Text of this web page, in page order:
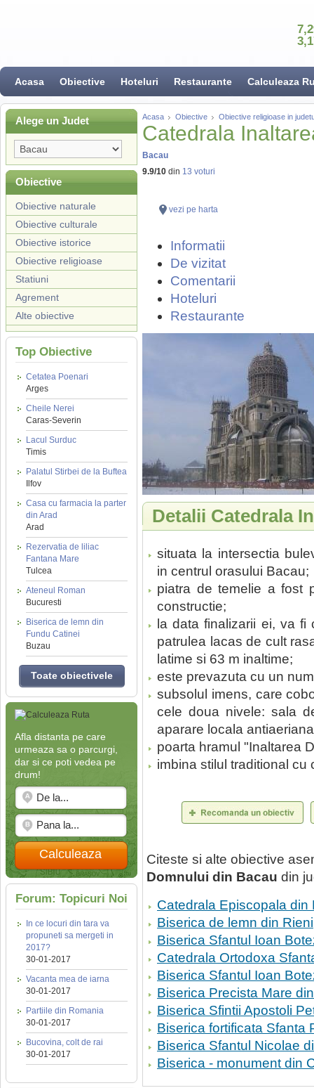
Acasa Obiective Hoteluri Restaurante Calculeaza
Alege un Judet
Obiective
Obiective naturale
Obiective culturale
Obiective istorice
Obiective religioase
Statiuni
Agrement
Alte obiective
Top Obiective
Cetatea Poenari
Arges
Cheile Nerei
Caras-Severin
Lacul Surduc
Timis
Palatul Stirbei de la Buftea
Ilfov
Casa cu farmacia la parter
din Arad
Arad
Rezervatia de liliac
Fantana Mare
Tulcea
Ateneul Roman
Bucuresti
Biserica de lemn din
Fundu Catinei
Buzau
Toate obiectivele
Afla distanta pe care
urmeaza sa o parcurgi,
dar si ce poti vedea pe
drum!
Calculeaza
Forum: Topicuri Noi
In ce locuri din tara va
propuneti sa mergeti in
2017?
30-01-2017
Vacanta mea de iarna
30-01-2017
Partiile din Romania
30-01-2017
Bucovina, colt de rai
30-01-2017
Acasa Obiective Obiective religioase in
Catedrala
Bacau
9.9/10 din 13 voturi
vezi pe harta
Informatii
De vizitat
Comentarii
Hoteluri
Restaurante
Detalii Catedrala
situata la intersectia
in centrul orasului Bacau;
piatra de temelie a fost
constructie;
la data finalizarii ei, va
patrulea lacas de cult
latime si 63 m inaltime;
este prevazuta cu un
subsolul imens, care
cele doua nivele: sala
aparare locala
poarta hramul "Inaltarea
imbina stilul traditional cu
Citeste si alte obiective
Domnului din Bacau din
Catedrala Episcopala din
Biserica de lemn din Rieni
Biserica Sfantul Ioan
Catedrala Ortodoxa
Biserica Sfantul Ioan
Biserica Precista Mare
Biserica Sfintii Apostoli
Biserica fortificata Sfanta
Biserica Sfantul Nicolae
Biserica - monument din